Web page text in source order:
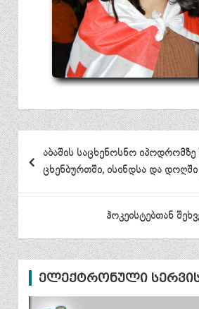
პოსტის
ნავიგაცია
აბაშის საცხენოსნო იპოდრომზე
ცხენბურთში, ისინდსა და
ჰოკეისტებთან
ელექტრონული